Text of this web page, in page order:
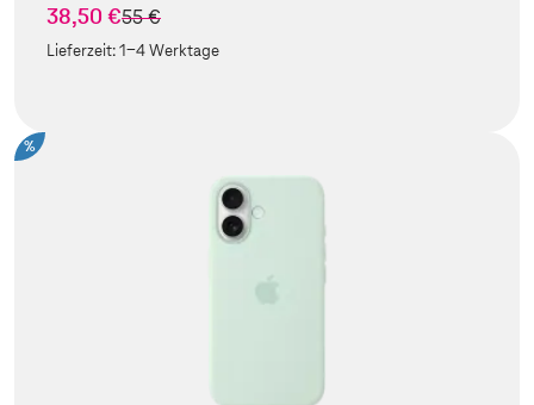
38,50 €statt
55 €
Lieferzeit:1-4 Werktage
%